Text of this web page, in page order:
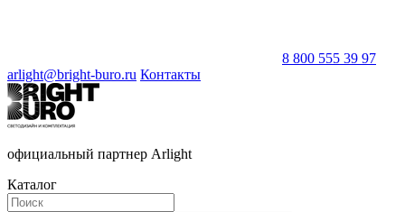
8 800 555 39 97
arlight@bright-buro.ru Контакты
официальный партнер Arlight
Каталог